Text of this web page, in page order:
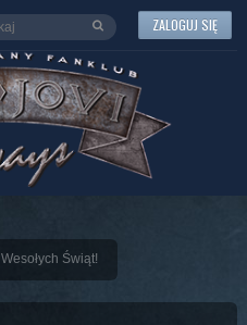
ZALOGUJ SIĘ
Wesołych Świąt!